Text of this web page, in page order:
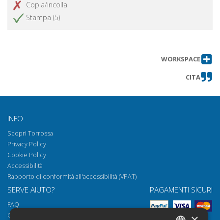
Donatella Di Pietrantonio e
L'Arminuta : una voce antica per il
Ottieni articolo
Recensioni Ottieni articolo
Copia/incolla
Stampa (5)
WORKSPACE
CITA
INFO
Scopri Torrossa
Privacy Policy
Cookie Policy
Accessibilità
Rapporto di conformità all'accessibilità (VPAT)
SERVE AIUTO?
FAQ
Come aprire i nostri documenti
PAGAMENTI SICURI